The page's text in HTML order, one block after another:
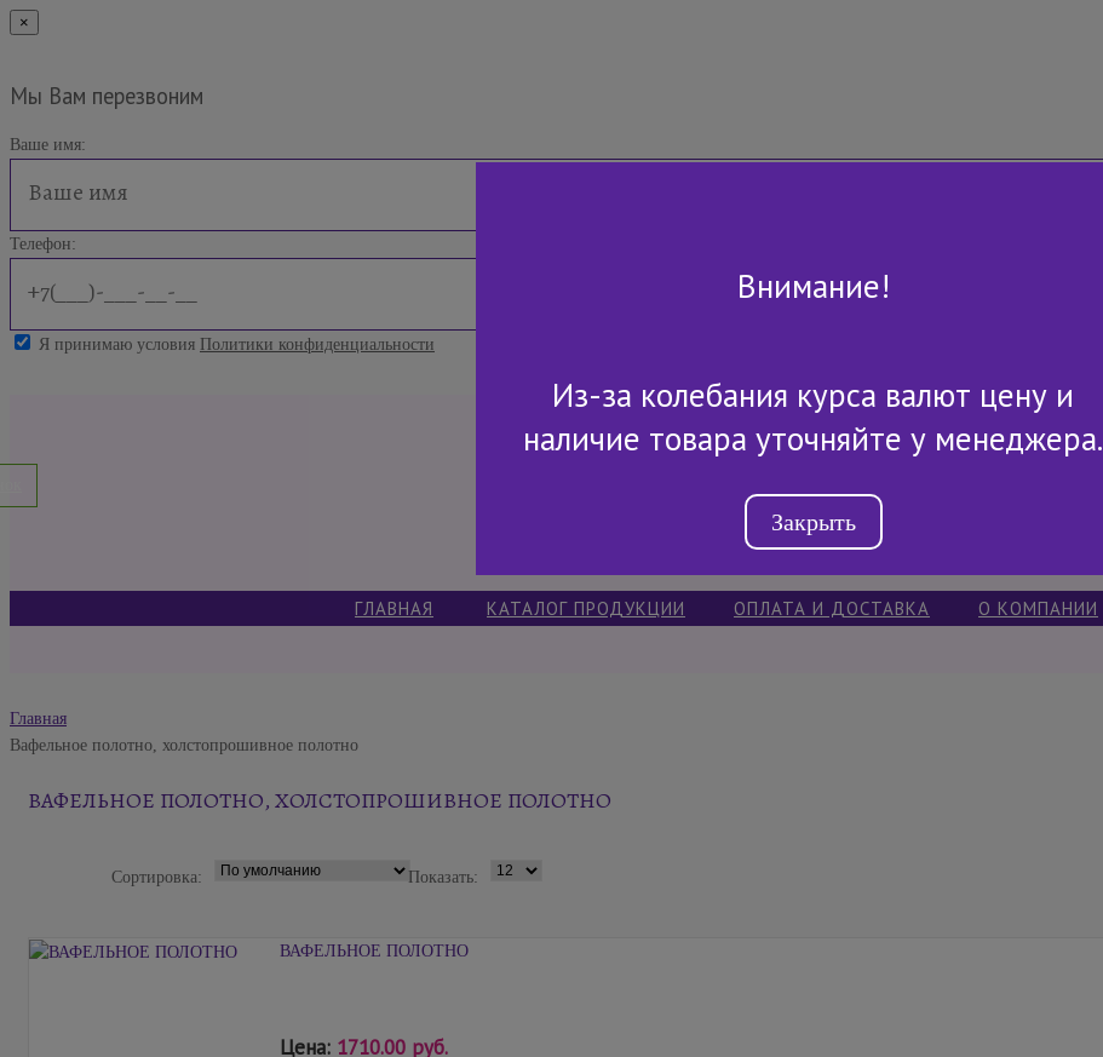
×
Мы Вам перезвоним
Ваше имя:
Телефон:
Я принимаю условия Политики конфиденциальности
+7 (843) 2-507-607
ГЛАВНАЯ КАТАЛОГ ПРОДУКЦИИ ОПЛАТА И ДОСТАВКА О КОМПАНИИ
Главная
Вафельное полотно, холстопрошивное полотно
ВАФЕЛЬНОЕ ПОЛОТНО, ХОЛСТОПРОШИВНОЕ ПОЛОТНО
Сортировка: Показать:
ВАФЕЛЬНОЕ ПОЛОТНО
Цена: 1710.00 руб.
Внимание!
Из-за колебания курса валют цену и
наличие товара уточняйте у менеджера.
Закрыть